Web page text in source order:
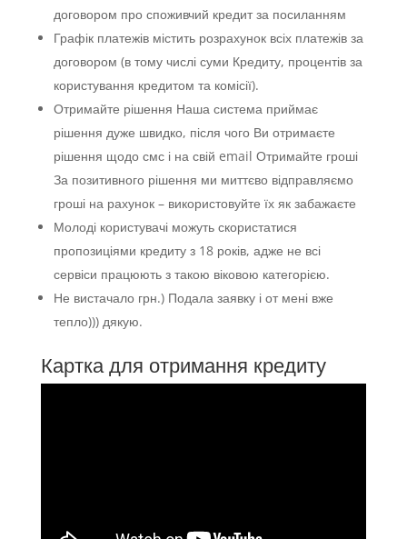
договором про споживчий кредит за посиланням
Графік платежів містить розрахунок всіх платежів за
договором (в тому числі суми Кредиту, процентів за
користування кредитом та комісії).
Отримайте рішення Наша система приймає
рішення дуже швидко, після чого Ви отримаєте
рішення щодо смс і на свій email Отримайте гроші
За позитивного рішення ми миттєво відправляємо
гроші на рахунок – використовуйте їх як забажаєте
Молоді користувачі можуть скористатися
пропозиціями кредиту з 18 років, адже не всі
сервіси працюють з такою віковою категорією.
Не вистачало грн.) Подала заявку і от мені вже
тепло))) дякую.
Картка для отримання кредиту